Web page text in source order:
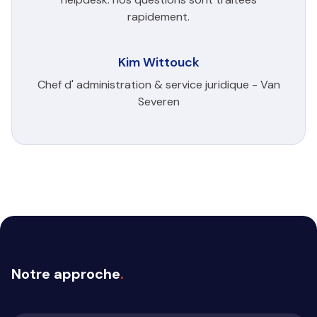
rapidement.
Kim Wittouck
Chef d' administration & service juridique - Van
Severen
Notre approche.